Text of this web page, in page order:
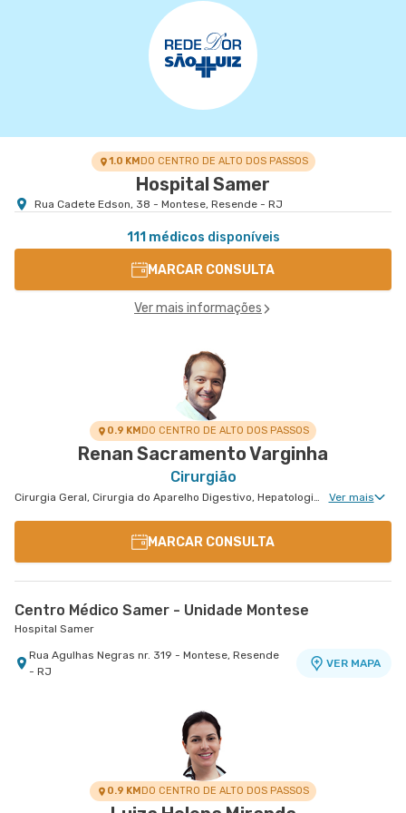
1.0 KMDO CENTRO DE ALTO DOS PASSOS
Hospital Samer
Rua Cadete Edson, 38 - Montese, Resende - RJ
111 médicos disponíveis
MARCAR CONSULTA
Ver mais informações
0.9 KMDO CENTRO DE ALTO DOS PASSOS
Renan Sacramento Varginha
Cirurgião
Cirurgia Geral, Cirurgia do Aparelho Digestivo, Hepatologia, Cirurgia Oncológica do Aparelho Digestivo Ver mais
MARCAR CONSULTA
Centro Médico Samer - Unidade Montese
Hospital Samer
Rua Agulhas Negras nr. 319 - Montese, Resende
- RJ
VER MAPA
0.9 KMDO CENTRO DE ALTO DOS PASSOS